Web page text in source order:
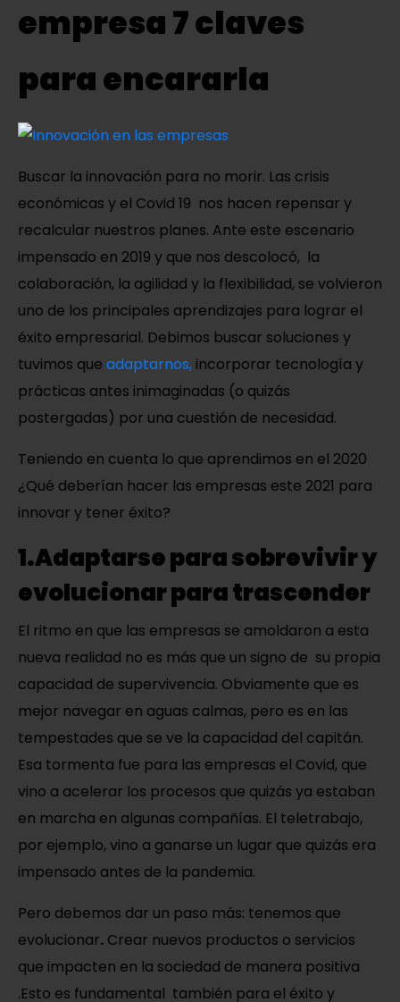
empresa 7 claves
para encararla
Buscar la innovación para no morir. Las crisis
económicas y el Covid 19 nos hacen repensar y
recalcular nuestros planes. Ante este escenario
impensado en 2019 y que nos descolocó, la
colaboración, la agilidad y la flexibilidad, se volvieron
uno de los principales aprendizajes para lograr el
éxito empresarial. Debimos buscar soluciones y
tuvimos que adaptarnos, incorporar tecnología y
prácticas antes inimaginadas (o quizás
postergadas) por una cuestión de necesidad.
Teniendo en cuenta lo que aprendimos en el 2020
¿Qué deberían hacer las empresas este 2021 para
innovar y tener éxito?
1.Adaptarse para sobrevivir y
evolucionar para trascender
El ritmo en que las empresas se amoldaron a esta
nueva realidad no es más que un signo de su propia
capacidad de supervivencia. Obviamente que es
mejor navegar en aguas calmas, pero es en las
tempestades que se ve la capacidad del capitán.
Esa tormenta fue para las empresas el Covid, que
vino a acelerar los procesos que quizás ya estaban
en marcha en algunas compañías. El teletrabajo,
por ejemplo, vino a ganarse un lugar que quizás era
impensado antes de la pandemia.
Pero debemos dar un paso más: tenemos que
evolucionar. Crear nuevos productos o servicios
que impacten en la sociedad de manera positiva
.Esto es fundamental también para el éxito y